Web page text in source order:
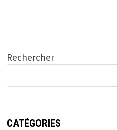
Rechercher
CATÉGORIES